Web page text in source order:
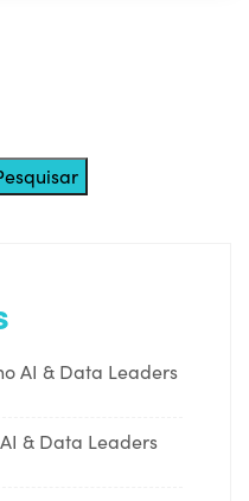
AI & Data Leaders
& Data Leaders